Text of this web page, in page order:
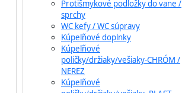
Protišmykové podložky do vane /
sprchy
WC kefy / WC súpravy
Kúpeľňové doplnky
Kúpeľňové
poličky/držiaky/vešiaky-CHRÓM /
NEREZ
Kúpeľňové